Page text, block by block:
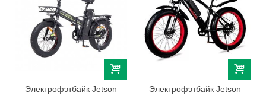
Электрофэтбайк Jetson
Электрофэтбайк Jetson